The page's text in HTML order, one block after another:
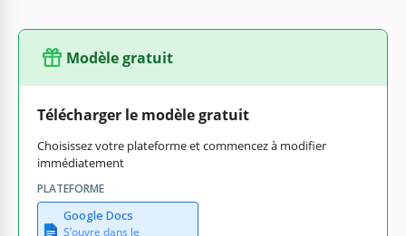
Modèle gratuit
Télécharger le modèle gratuit
Choisissez votre plateforme et commencez à modifier
immédiatement
PLATEFORME
Google Docs
S’ouvre dans le